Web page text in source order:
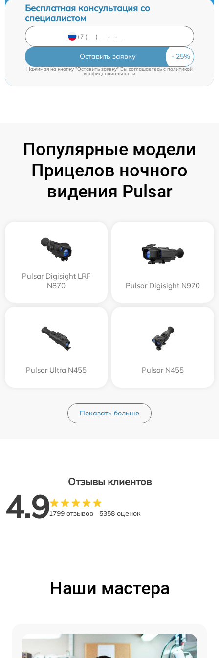
Бесплатная консультация со
специалистом
Оставить заявку
Нажимая на кнопку "Оставить заявку" Вы соглашаетесь c политикой
конфиденциальности
Популярные модели
Прицелов ночного
видения Pulsar
Pulsar Digisight LRF
N870
Pulsar Digisight N970
Pulsar Ultra N455 Pulsar N455
Показать больше
Отзывы клиентов
4.91799 отзывов 5358 оценок
Наши мастера